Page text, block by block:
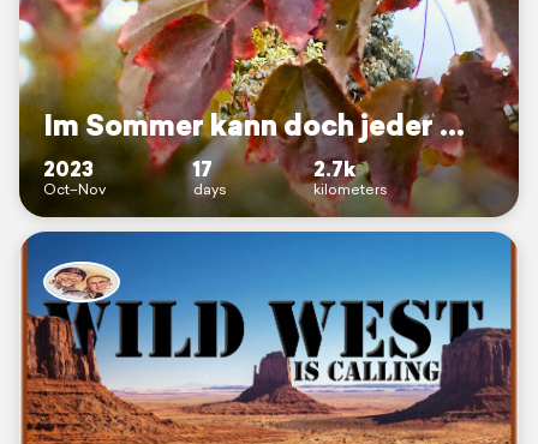
Im Sommer kann doch jeder ...
2023
Oct–Nov
17
days
2.7k
kilometers